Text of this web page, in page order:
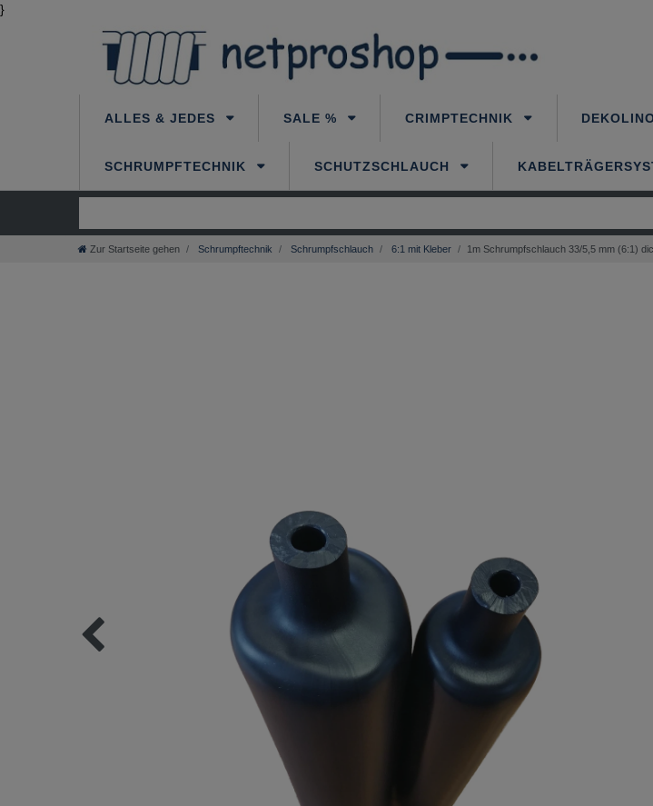
}
ALLES & JEDES SALE % CRIMPTECHNIK
SCHRUMPFTECHNIK SCHUTZSCHLAUCH
Zur Startseite gehen Schrumpftechnik Schrumpfschlauch 6:1 mit Kleber 1m Schrumpfschlauch 33/5,5 mm (6:1)